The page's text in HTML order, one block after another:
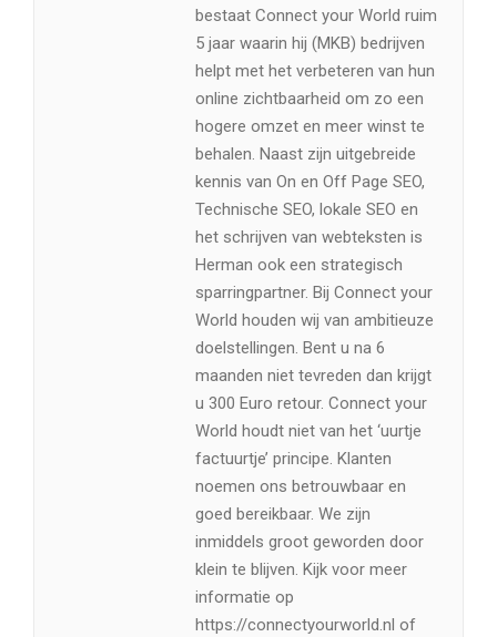
bestaat Connect your World ruim
5 jaar waarin hij (MKB) bedrijven
helpt met het verbeteren van hun
online zichtbaarheid om zo een
hogere omzet en meer winst te
behalen. Naast zijn uitgebreide
kennis van On en Off Page SEO,
Technische SEO, lokale SEO en
het schrijven van webteksten is
Herman ook een strategisch
sparringpartner. Bij Connect your
World houden wij van ambitieuze
doelstellingen. Bent u na 6
maanden niet tevreden dan krijgt
u 300 Euro retour. Connect your
World houdt niet van het ‘uurtje
factuurtje’ principe. Klanten
noemen ons betrouwbaar en
goed bereikbaar. We zijn
inmiddels groot geworden door
klein te blijven. Kijk voor meer
informatie op
https://connectyourworld.nl of